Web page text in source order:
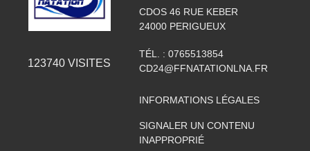
123740 VISITES
CDOS 46 RUE KEBER
24000 PERIGUEUX
TÉL. : 0765513854
CD24@FFNATATIONLNA.FR
INFORMATIONS LÉGALES
SIGNALER UN CONTENU
INAPPROPRIÉ